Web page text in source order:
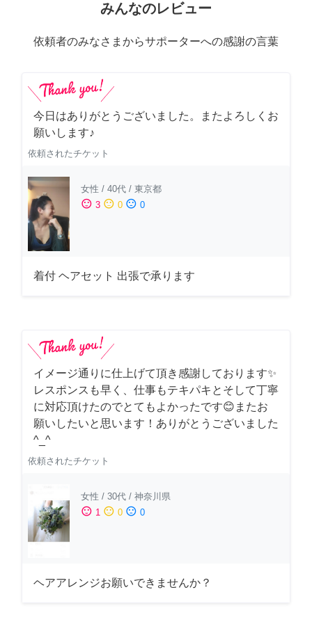
みんなのレビュー
依頼者のみなさまからサポーターへの感謝の言葉
今日はありがとうございました。またよろしくお
願いします♪
依頼されたチケット
女性 / 40代 / 東京都
sentiment_satisfied 3 sentiment_neutral 0 sentiment_dissatisfied 0
着付 ヘアセット 出張で承ります
イメージ通りに仕上げて頂き感謝しております✨
レスポンスも早く、仕事もテキパキとそして丁寧
に対応頂けたのでとてもよかったです😊またお
願いしたいと思います！ありがとうございました
^_^
依頼されたチケット
女性 / 30代 / 神奈川県
sentiment_satisfied 1 sentiment_neutral 0 sentiment_dissatisfied 0
ヘアアレンジお願いできませんか？